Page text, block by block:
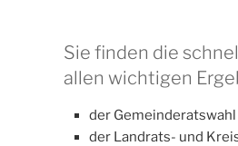
Sie finden die
allen wichtigen
der
der Landrats- und